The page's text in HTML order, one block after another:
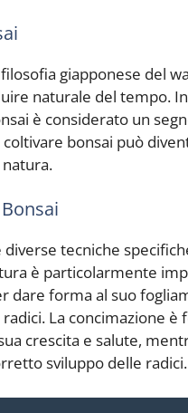
giapponese del
naturale del tempo.
è considerato un
bonsai può
tecniche
è particolarmente
dare forma al suo
La concimazione
crescita e salute,
sviluppo delle radici.